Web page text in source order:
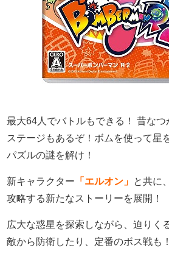
最大64人でバトルもできる！ 昔なつ
ステージもあるぞ！ボムを使って星
パズルの謎を解け！
新キャラクター 「エルオン」 と共に、
攻略する新たなストーリーを展開！
広大な惑星を探索しながら、迫りく
敵から 防衛したり、定番のボス戦も！